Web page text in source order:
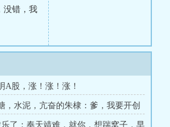
没错，我
A股，涨！涨！涨！
，水泥，亢奋的朱棣：爹，我要开创
到的盛世！
了：奉天靖难，就你，想踹窝子，早